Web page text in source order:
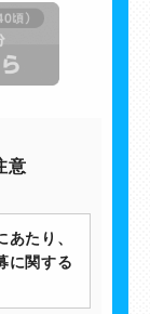
意
たり、
に関する